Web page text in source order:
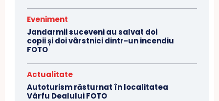
Eveniment
Jandarmii suceveni au salvat doi
copii și doi vârstnici dintr-un incendiu
FOTO
Actualitate
Autoturism răsturnat în localitatea
Vârfu Dealului FOTO